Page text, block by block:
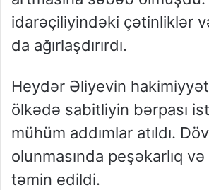
idarəçiliyindəki çətinliklər
da ağırlaşdırırdı.
Heydər Əliyevin
ölkədə sabitliyin bərpası
mühüm addımlar atıldı.
olunmasında peşəkarlıq və
təmin edildi.